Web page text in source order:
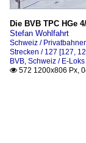
Die BVB TPC HGe
Stefan Wohlfahrt
Schweiz /
Strecken / 127 [127,
BVB Schweiz / E-
 572 1200x806 Px,